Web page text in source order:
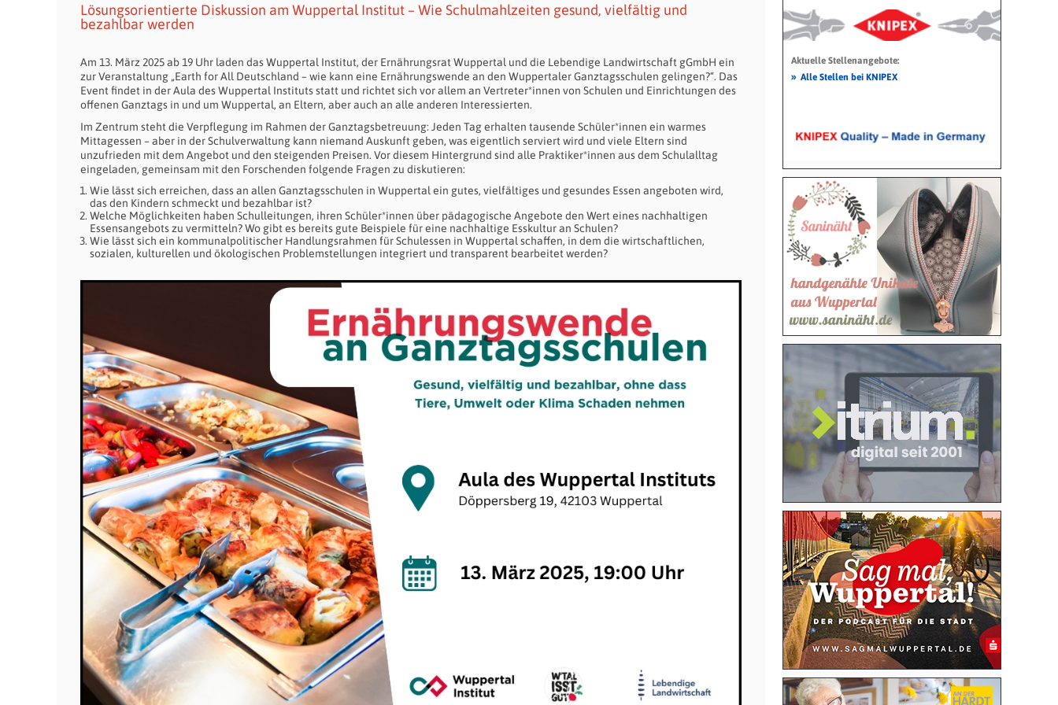
Lösungsorientierte Diskussion am Wuppertal Institut – Wie Schulmahlzeiten gesund, vielfältig und
bezahlbar werden
Am 13. März 2025 ab 19 Uhr laden das Wuppertal Institut, der Ernährungsrat Wuppertal und die Lebendige Landwirtschaft gGmbH ein
zur Veranstaltung „Earth for All Deutschland – wie kann eine Ernährungswende an den Wuppertaler Ganztagsschulen gelingen?“. Das
Event findet in der Aula des Wuppertal Instituts statt und richtet sich vor allem an Vertreter*innen von Schulen und Einrichtungen des
offenen Ganztags in und um Wuppertal, an Eltern, aber auch an alle anderen Interessierten.
Im Zentrum steht die Verpflegung im Rahmen der Ganztagsbetreuung: Jeden Tag erhalten tausende Schüler*innen ein warmes
Mittagessen – aber in der Schulverwaltung kann niemand Auskunft geben, was eigentlich serviert wird und viele Eltern sind
unzufrieden mit dem Angebot und den steigenden Preisen. Vor diesem Hintergrund sind alle Praktiker*innen aus dem Schulalltag
eingeladen, gemeinsam mit den Forschenden folgende Fragen zu diskutieren:
Wie lässt sich erreichen, dass an allen Ganztagsschulen in Wuppertal ein gutes, vielfältiges und gesundes Essen angeboten wird,
das den Kindern schmeckt und bezahlbar ist?
Welche Möglichkeiten haben Schulleitungen, ihren Schüler*innen über pädagogische Angebote den Wert eines nachhaltigen
Essensangebots zu vermitteln? Wo gibt es bereits gute Beispiele für eine nachhaltige Esskultur an Schulen?
Wie lässt sich ein kommunalpolitischer Handlungsrahmen für Schulessen in Wuppertal schaffen, in dem die wirtschaftlichen,
sozialen, kulturellen und ökologischen Problemstellungen integriert und transparent bearbeitet werden?
Aktuelle Stellenangebote:
» Alle Stellen bei KNIPEX